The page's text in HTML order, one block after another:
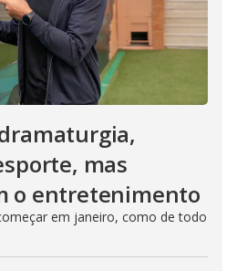
mas
o entretenimento
em janeiro, como de todo